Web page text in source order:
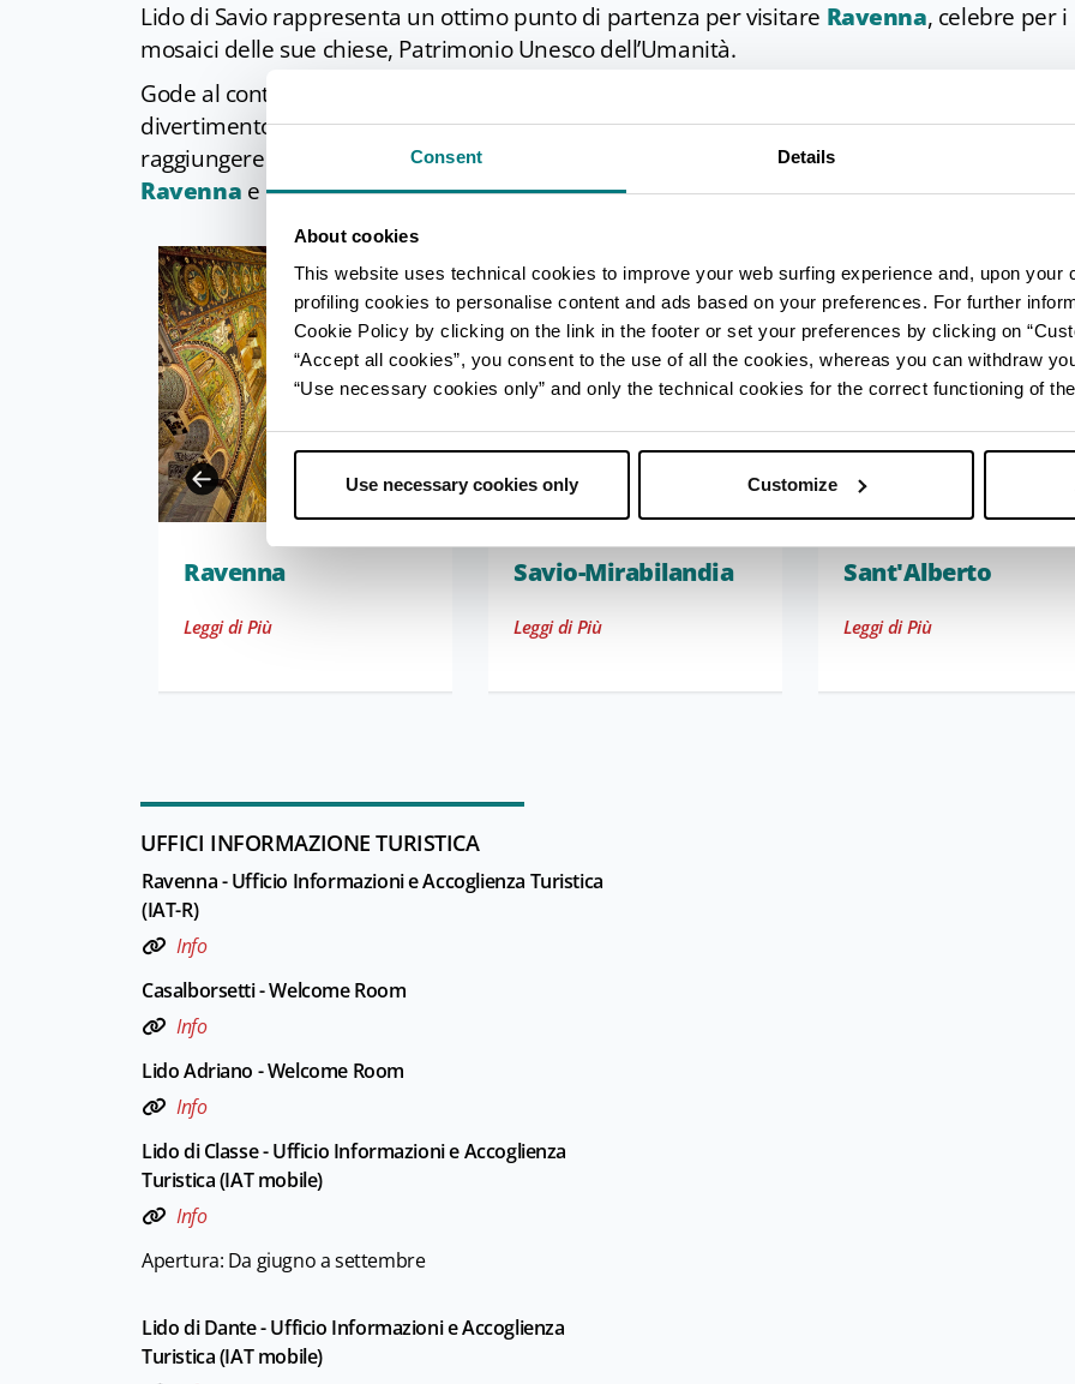
Consent Details
About cookies
This website uses technical cookies to improve your web surfing experience and, upon your
profiling cookies to personalise content and ads based on your preferences. For further
Cookie Policy by clicking on the link in the footer or set your preferences by clicking on
“Accept all cookies”, you consent to the use of all the cookies, whereas you can withdraw
“Use necessary cookies only” and only the technical cookies for the correct functioning of
Use necessary cookies only Customize
Lido di Savio rappresenta un ottimo punto di partenza per visitare Ravenna, celebre per i
mosaici delle sue chiese, Patrimonio Unesco dell’Umanità.
Gode al contempo di una posizione privilegiata per trascorrere una serata all’insegna del
divertimento nei locali della vicinoMilano Marittima,CerviaeCesenaticoma anche
raggiungere alcuni dei parchi tematici più importanti della Riviera come
Ravenna e Italia in Miniatura.
Ravenna
Leggi di Più
Savio-Mirabilandia
Leggi di Più
Sant'Alberto
Leggi di Più
UFFICI INFORMAZIONE TURISTICA
Ravenna - Ufficio Informazioni e Accoglienza Turistica
(IAT-R)
Info
Casalborsetti - Welcome Room
Info
Lido Adriano - Welcome Room
Info
Lido di Classe - Ufficio Informazioni e Accoglienza
Turistica (IAT mobile)
Info
Apertura: Da giugno a settembre
Lido di Dante - Ufficio Informazioni e Accoglienza
Turistica (IAT mobile)